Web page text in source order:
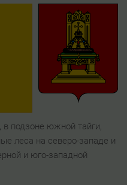
в подзоне южной тайги,
леса на северо-западе и
и юго-западной